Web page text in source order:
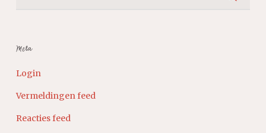
Meta
Login
Vermeldingen feed
Reacties feed